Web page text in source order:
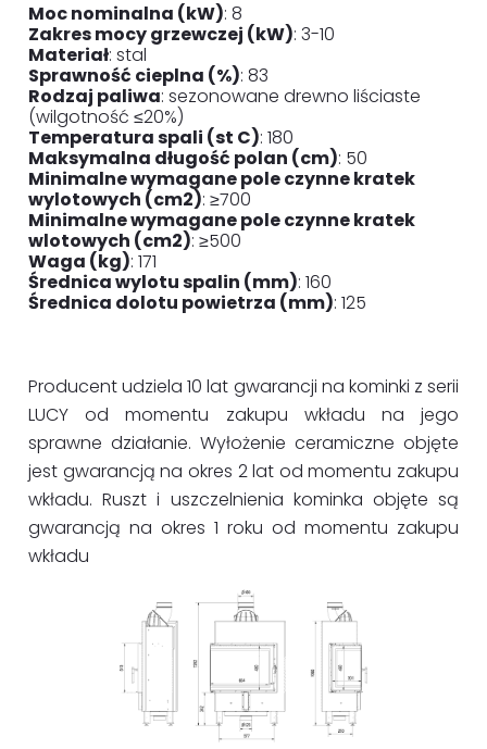
Moc nominalna (kW): 8
Zakres mocy grzewczej (kW): 3-10
Materiał: stal
Sprawność cieplna (%): 83
Rodzaj paliwa: sezonowane drewno liściaste
(wilgotność ≤20%)
Temperatura spali (st C): 180
Maksymalna długość polan (cm): 50
Minimalne wymagane pole czynne kratek
wylotowych (cm2): ≥700
Minimalne wymagane pole czynne kratek
wlotowych (cm2): ≥500
Waga (kg): 171
Średnica wylotu spalin (mm): 160
Średnica dolotu powietrza (mm): 125
Producent udziela 10 lat gwarancji na kominki z serii
LUCY od momentu zakupu wkładu na jego
sprawne działanie. Wyłożenie ceramiczne objęte
jest gwarancją na okres 2 lat od momentu zakupu
wkładu. Ruszt i uszczelnienia kominka objęte są
gwarancją na okres 1 roku od momentu zakupu
wkładu